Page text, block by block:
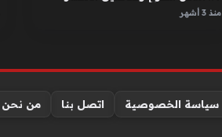
منذ 3 أشهر
سياسة الخصوصية اتصل بنا من نحن